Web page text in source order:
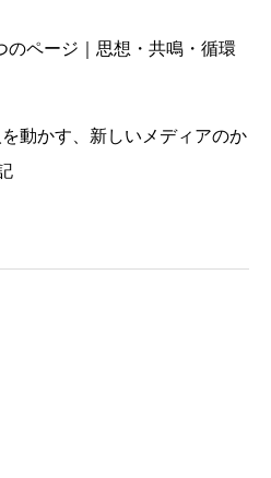
のページ｜思想・共鳴・循環
動かす、新しいメディアのか